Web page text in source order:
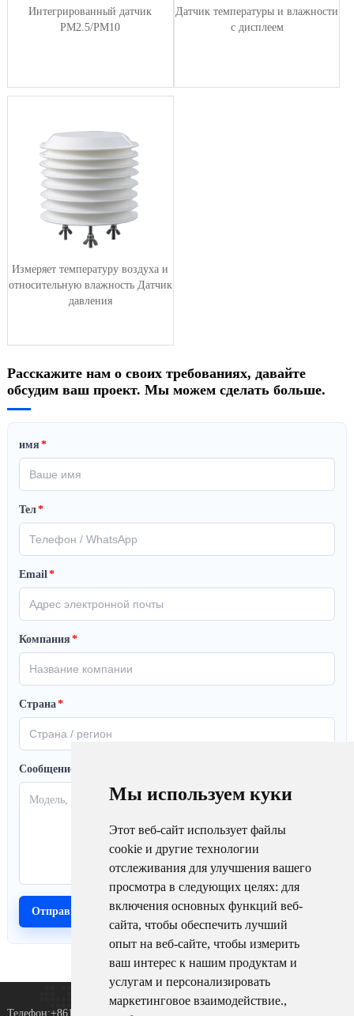
Мы используем куки
Этот веб-сайт использует файлы
cookie и другие технологии
отслеживания для улучшения вашего
просмотра в следующих целях: для
включения основных функций веб-
сайта, чтобы обеспечить лучший
опыт на веб-сайте, чтобы измерить
ваш интерес к нашим продуктам и
услугам и персонализировать
маркетинговое взаимодействие.,
Интегрированный датчик
PM2.5/PM10
Датчик температуры и влажности
с дисплеем
Измеряет температуру воздуха и
относительную влажность Датчик
давления
Расскажите нам о своих требованиях, давайте
обсудим ваш проект. Мы можем сделать больше.
имя *
Тел*
Email *
Компания *
Страна*
Сообщение
Телефон:+8615367865107